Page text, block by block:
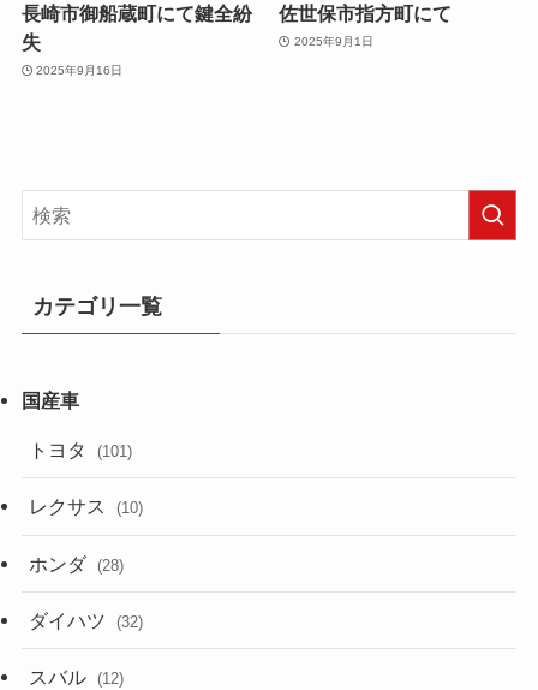
長崎市御船蔵町にて鍵全紛
失
2025年9月16日
佐世保市指方町にて
2025年9月1日
カテゴリ一覧
トヨタ (101)
レクサス (10)
ホンダ (28)
ダイハツ (32)
スバル (12)